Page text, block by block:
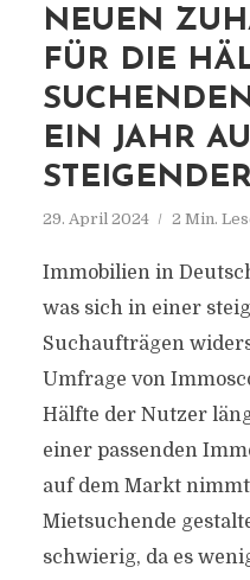
NEUEN
FÜR DIE
EIN JAHR
29. April 2024 2 Min.
Immobilien in
was sich in einer
Suchaufträgen
Umfrage von
Hälfte der Nutzer
einer passenden
auf dem Markt
Mietsuchende
schwierig, da es